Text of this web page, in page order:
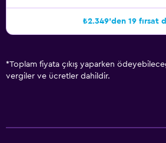
₺2.349'den 19 fırsat
*Toplam fiyata çıkış yaparken
vergiler ve ücretler dahildir.